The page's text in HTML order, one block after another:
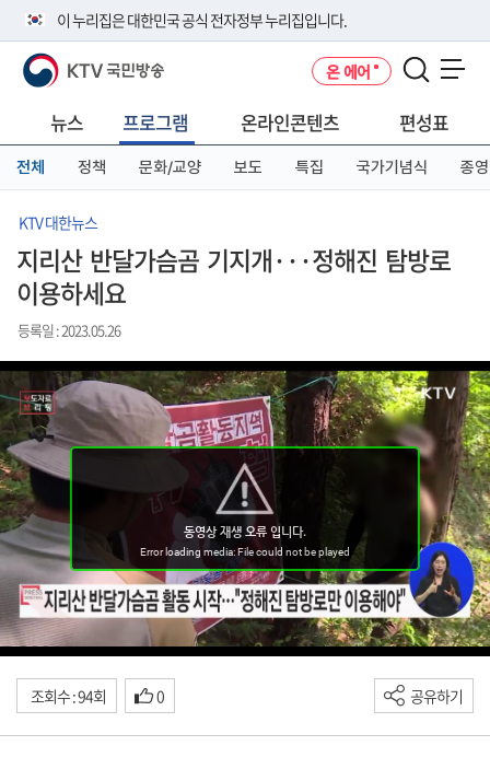
이 누리집은 대한민국 공식 전자정부 누리집입니다.
공식 누리집 주소 확인하기
니다.
이밖에 or.kr 또는 .kr등 다른 도메인 주소를 사용하고 있다면 아래 URL에
서 도메인 주소를 확인해 보세요
KTV 국민방송 온 에어
뉴스 프로그램 온라인콘텐츠 편성표
전체 정책 문화/교양 보도 특집 국가기념식 종영
KTV 대한뉴스
지리산 반달가슴곰 기지개···정해진 탐방로
이용하세요
등록일 : 2023.05.26
조회수 : 94회 0 공유하기